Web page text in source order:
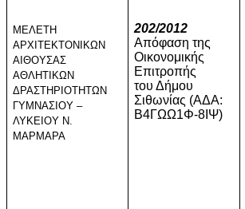
ΜΕΛΕΤΗ
ΑΡΧΙΤΕΚΤΟΝΙΚΩΝ
ΑΙΘΟΥΣΑΣ
ΑΘΛΗΤΙΚΩΝ
ΔΡΑΣΤΗΡΙΟΤΗΤΩΝ
ΓΥΜΝΑΣΙΟΥ –
ΛΥΚΕΙΟΥ Ν.
ΜΑΡΜΑΡΑ
202/2012
Απόφαση της
Οικονομικής
Επιτροπής
του Δήμου
Σιθωνίας (ΑΔΑ:
Β4ΓΩΩ1Φ-8ΙΨ)